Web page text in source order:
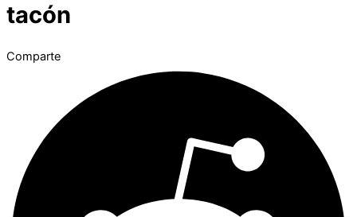
tacón
Comparte